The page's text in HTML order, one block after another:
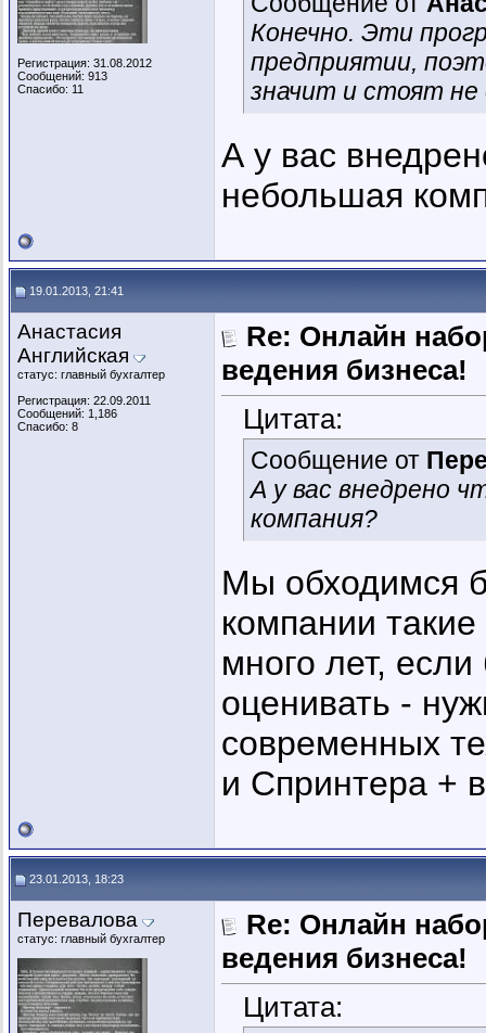
Регистрация: 31.08.2012
Сообщений: 913
Спасибо: 11
Конечно. Эти
предприятии,
значит и стоят не
А у вас
небольшая
19.01.2013, 21:41
Анастасия
Английская
статус: главный бухгалтер
Регистрация: 22.09.2011
Сообщений: 1,186
Спасибо: 8
Re: Онлайн
ведения бизнеса!
Цитата:
Сообщение от
А у вас внедрено
компания?
Мы обходимся
компании
много лет,
оценивать -
современных
и Спринтера +
23.01.2013, 18:23
Перевалова
статус: главный бухгалтер
Re: Онлайн
ведения бизнеса!
Цитата: